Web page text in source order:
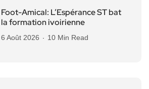
Foot-Amical: L’Espérance ST bat
la formation ivoirienne
6 Août 2026 10 Min Read